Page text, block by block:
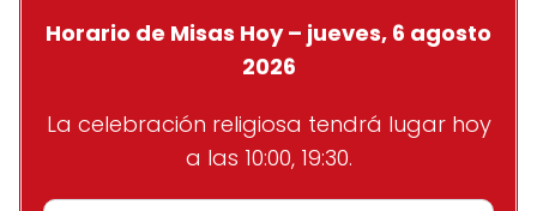
Horario de Misas Hoy – jueves, 6 agosto
2026
La celebración religiosa tendrá lugar hoy
a las 10:00, 19:30.